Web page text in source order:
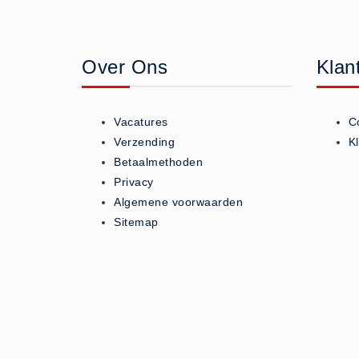
Koud - Warm kompressen (3)
Overige (1)
Teken - Beten sets (5)
Vitamines en mineralen (0)
Eerste Hulp Paneel
Eerste Hulp Paneel (0)
Over Ons
Vacatures
Verzending
Betaalmethoden
Privacy
Algemene voorwaarden
Sitemap